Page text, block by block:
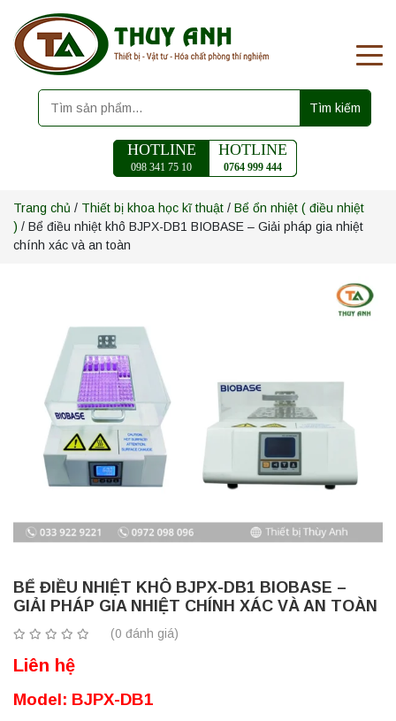
Tìm kiếm
HOTLINE
098 341 75 10
HOTLINE
0764 999 444
Trang chủ / Thiết bị khoa học kĩ thuật / Bể ổn nhiệt ( điều nhiệt
) / Bể điều nhiệt khô BJPX-DB1 BIOBASE – Giải pháp gia nhiệt
chính xác và an toàn
BỂ ĐIỀU NHIỆT KHÔ BJPX-DB1 BIOBASE –
GIẢI PHÁP GIA NHIỆT CHÍNH XÁC VÀ AN TOÀN
(0 đánh giá)
Liên hệ
Model: BJPX-DB1